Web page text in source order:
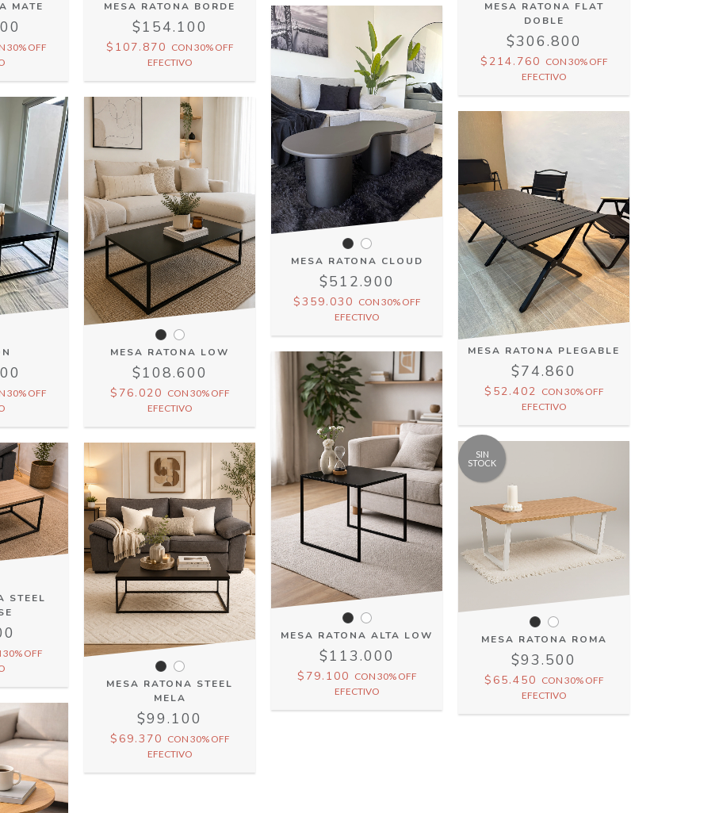
MATE
30% OFF
MESA RATONA BORDE
$154.100
$107.870 CON 30% OFF
EFECTIVO
MESA RATONA FLAT
DOBLE
$306.800
$214.760 CON 30% OFF
EFECTIVO
30% OFF
MESA RATONA LOW
$108.600
$76.020 CON 30% OFF
EFECTIVO
MESA RATONA CLOUD
$512.900
$359.030 CON 30% OFF
EFECTIVO
MESA RATONA PLEGABLE
$74.860
$52.402 CON 30% OFF
EFECTIVO
STEEL
30% OFF
MESA RATONA STEEL
MELA
$99.100
$69.370 CON 30% OFF
EFECTIVO
MESA RATONA ALTA LOW
$113.000
$79.100 CON 30% OFF
EFECTIVO
SIN
STOCK
MESA RATONA ROMA
$93.500
$65.450 CON 30% OFF
EFECTIVO